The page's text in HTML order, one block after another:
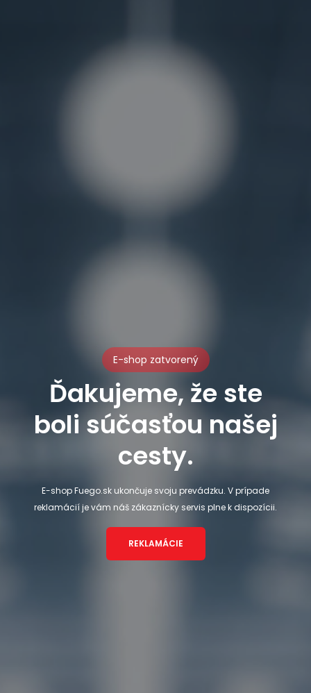
E-shop zatvorený
Ďakujeme, že ste
boli súčasťou našej
cesty.
E-shop Fuego.sk ukončuje svoju prevádzku. V prípade
reklamácií je vám náš zákaznícky servis plne k dispozícii.
REKLAMÁCIE